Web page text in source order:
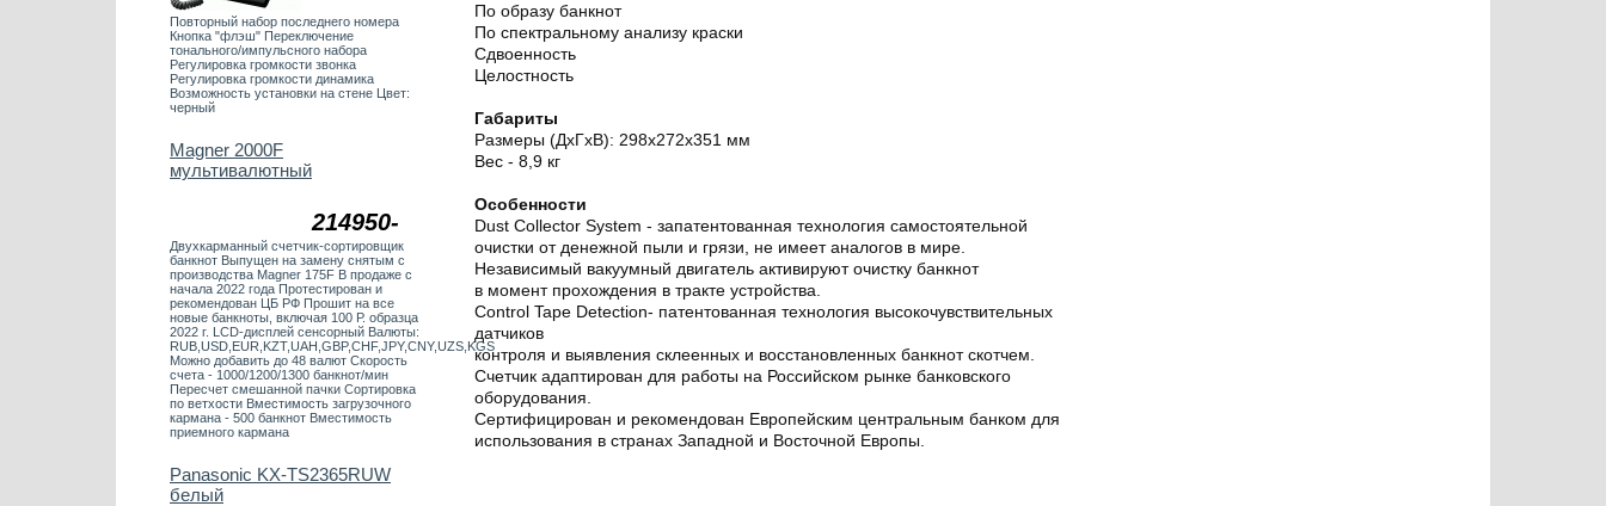
Повторный набор последнего номера
Кнопка "флэш" Переключение
тонального/импульсного набора
Регулировка громкости звонка
Регулировка громкости динамика
Возможность установки на стене Цвет:
черный
214950-
Magner 2000F
мультивалютный
Двухкарманный счетчик-сортировщик
банкнот Выпущен на замену снятым с
производства Magner 175F В продаже с
начала 2022 года Протестирован и
рекомендован ЦБ РФ Прошит на все
новые банкноты, включая 100 Р. образца
2022 г. LCD-дисплей сенсорный Валюты:
RUB,USD,EUR,KZT,UAH,GBP,CHF,JPY,CNY,UZS,KGS
Можно добавить до 48 валют Скорость
счета - 1000/1200/1300 банкнот/мин
Пересчет смешанной пачки Сортировка
по ветхости Вместимость загрузочного
кармана - 500 банкнот Вместимость
приемного кармана
Panasonic KX-TS2365RUW
белый
По образу банкнот
По спектральному анализу краски
Сдвоенность
Целостность
Габариты
Размеры (ДxГxВ): 298x272x351 мм
Вес - 8,9 кг
Особенности
Dust Collector System - запатентованная технология самостоятельной
очистки от денежной пыли и грязи, не имеет аналогов в мире.
Независимый вакуумный двигатель активируют очистку банкнот
в момент прохождения в тракте устройства.
Control Tape Detection- патентованная технология высокочувствительных
датчиков
контроля и выявления склеенных и восстановленных банкнот скотчем.
Счетчик адаптирован для работы на Российском рынке банковского
оборудования.
Сертифицирован и рекомендован Европейским центральным банком для
использования в странах Западной и Восточной Европы.